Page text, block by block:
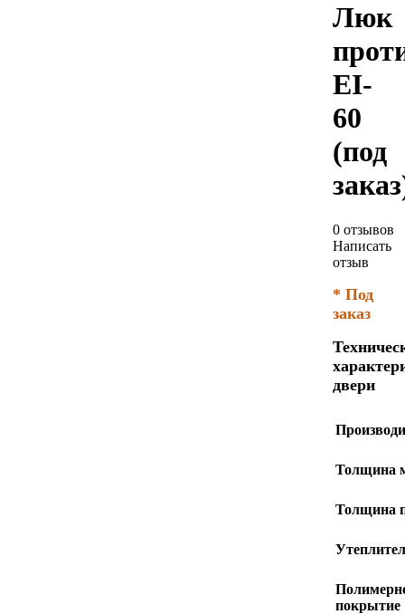
Люк
EI-
60
(под
0 отзывов
Написать
отзыв
* Под
заказ
двери
Толщина
Толщина
покрытие